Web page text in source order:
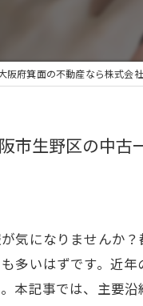
阪府箕面の不動産なら株式会
市生野区の中古
気になりませんか
多いはずです。近
本記事では、主要